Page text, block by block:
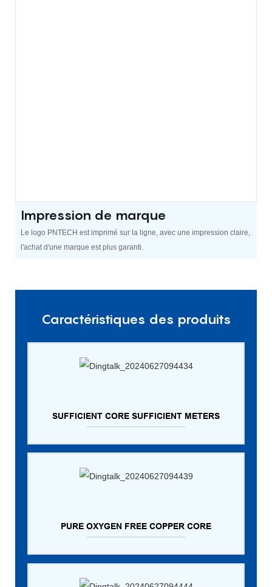
Impression de marque
Le logo PNTECH est imprimé sur la ligne, avec une impression claire,
l'achat d'une marque est plus garanti.
Caractéristiques des produits
SUFFICIENT CORE SUFFICIENT METERS
PURE OXYGEN FREE COPPER CORE